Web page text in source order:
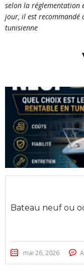
selon la réglementation
jour, il est recommandé
tunisienne
Bateau neuf ou
mai 26, 2026